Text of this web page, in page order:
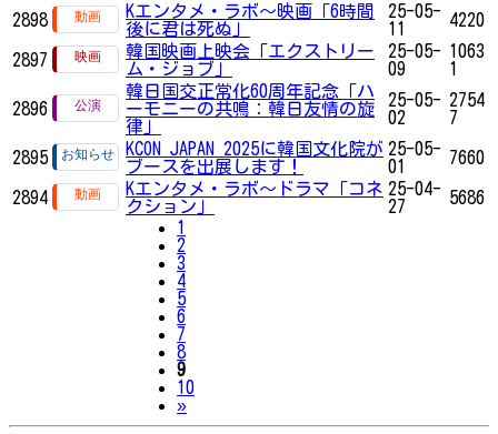
2898
Kエンタメ・ラボ～映画「6時間
後に君は死ぬ」
25-05-
11
4220
2897
韓国映画上映会「エクストリー
ム・ジョブ」
25-05-
09
1063
1
2896
韓日国交正常化60周年記念「ハ
ーモニーの共鳴：韓日友情の旋
律」
25-05-
02
2754
7
2895
KCON JAPAN 2025に韓国文化院が
ブースを出展します！
25-05-
01
7660
2894
Kエンタメ・ラボ～ドラマ「コネ
クション」
25-04-
27
5686
1
2
3
4
5
6
7
8
9
10
»Next